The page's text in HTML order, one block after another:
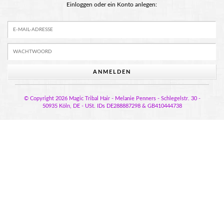
Einloggen oder ein Konto anlegen:
ANMELDEN
© Copyright 2026 Magic Tribal Hair - Melanie Penners - Schlegelstr. 30 -
50935 Köln, DE - USt. IDs DE288887298 & GB410444738